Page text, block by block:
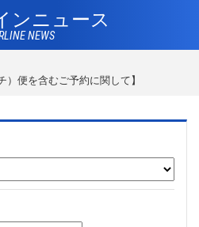
ンニュース
NEWS
便を含むご予約に関して】